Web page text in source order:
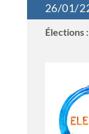
Élections
26/01/